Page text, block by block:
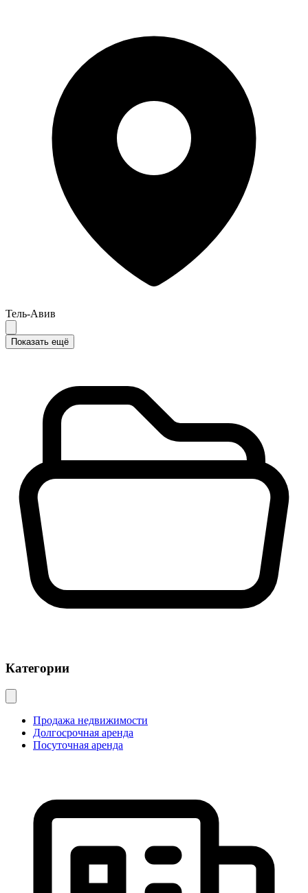
Тель-Авив
Показать ещё
Категории
Продажа недвижимости
Долгосрочная аренда
Посуточная аренда